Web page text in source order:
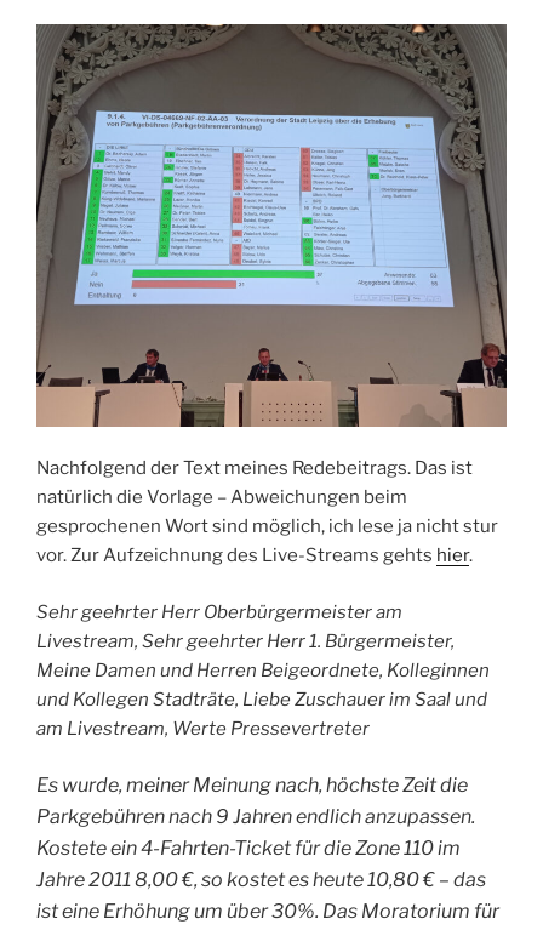
Nachfolgend der Text meines Redebeitrags. Das ist
natürlich die Vorlage – Abweichungen beim
gesprochenen Wort sind möglich, ich lese ja nicht stur
vor. Zur Aufzeichnung des Live-Streams gehts hier.
Sehr geehrter Herr Oberbürgermeister am
Livestream, Sehr geehrter Herr 1. Bürgermeister,
Meine Damen und Herren Beigeordnete, Kolleginnen
und Kollegen Stadträte, Liebe Zuschauer im Saal und
am Livestream, Werte Pressevertreter
Es wurde, meiner Meinung nach, höchste Zeit die
Parkgebühren nach 9 Jahren endlich anzupassen.
Kostete ein 4-Fahrten-Ticket für die Zone 110 im
Jahre 2011 8,00 €, so kostet es heute 10,80 € – das
ist eine Erhöhung um über 30%. Das Moratorium für